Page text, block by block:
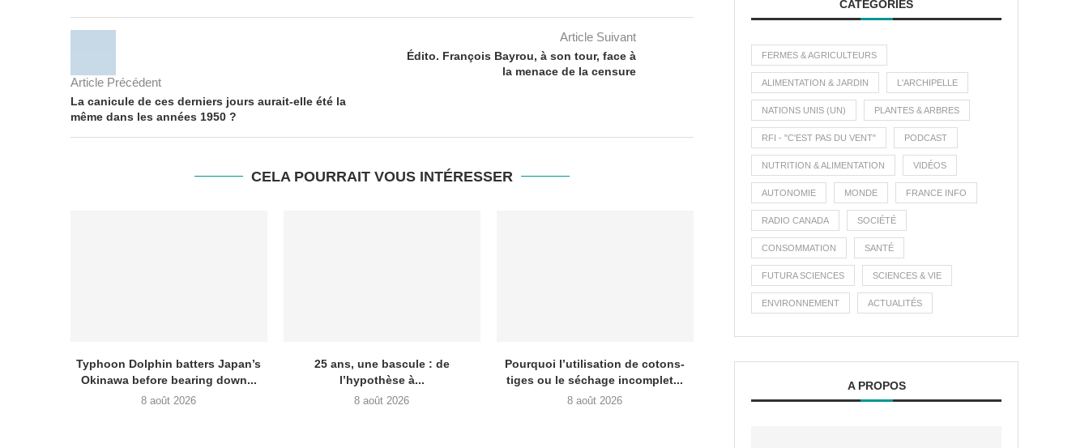
Article Précédent
La canicule de ces derniers jours aurait-elle été la
même dans les années 1950 ?
Article Suivant
Édito. François Bayrou, à son tour, face à
la menace de la censure
CELA POURRAIT VOUS INTÉRESSER
Typhoon Dolphin batters Japan’s
Okinawa before bearing down...
8 août 2026
25 ans, une bascule : de
l’hypothèse à...
8 août 2026
Pourquoi l’utilisation de cotons-
tiges ou le séchage incomplet...
8 août 2026
CATÉGORIES
FERMES & AGRICULTEURS
ALIMENTATION & JARDIN L'ARCHIPELLE
NATIONS UNIS (UN) PLANTES & ARBRES
RFI - "C'EST PAS DU VENT" PODCAST
NUTRITION & ALIMENTATION VIDÉOS
AUTONOMIE MONDE FRANCE INFO
RADIO CANADA SOCIÉTÉ
CONSOMMATION SANTÉ
FUTURA SCIENCES SCIENCES & VIE
ENVIRONNEMENT ACTUALITÉS
A PROPOS